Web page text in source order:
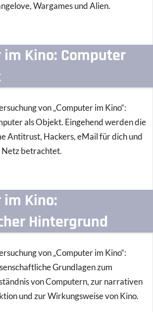
Wargames und Alien.
Kino: Computer
von „Computer im Kino“:
als Objekt. Eingehend werden die
Antitrust, Hackers, eMail für dich und
Netz betrachtet.
Kino:
Hintergrund
von „Computer im Kino“:
Grundlagen zum
von Computern, zur narrativen
und zur Wirkungsweise von Kino.